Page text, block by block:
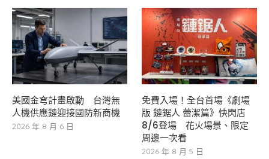
美國金穹計畫啟動 台灣無
人機供應鏈迎接國防新商機
2026 年 8 月 6 日
免費入場！全台首場《劇場
版 鏈鋸人 蕾潔篇》快閃店
8/6登場 花火場景、限定
周邊一次看
2026 年 8 月 5 日